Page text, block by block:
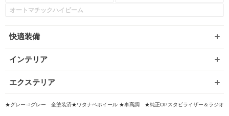
オートマチックハイビーム
快適装備
インテリア
エクステリア
★グレー⇒グレー 全塗装済★ワタナベホイール ★車高調 ★純正OPスタビライザー＆ラジオ